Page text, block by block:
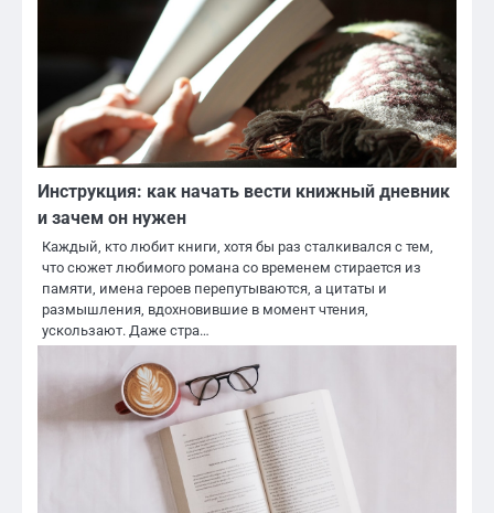
Инструкция: как начать вести книжный дневник
и зачем он нужен
Каждый, кто любит книги, хотя бы раз сталкивался с тем,
что сюжет любимого романа со временем стирается из
памяти, имена героев перепутываются, а цитаты и
размышления, вдохновившие в момент чтения,
ускользают. Даже стра…